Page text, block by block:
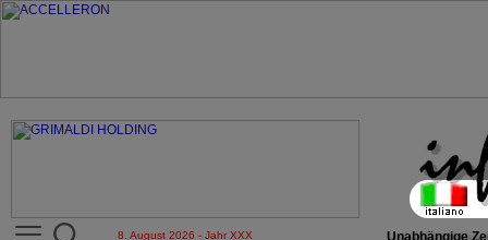
8. August 2026 - Jahr XXX Unabhängige